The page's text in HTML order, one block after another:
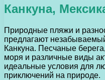
Канкуна,
Природные пляжи и
предлагают
Канкуна. Песчаные
моря и различные виды
идеальные условия для
приключений на природе.